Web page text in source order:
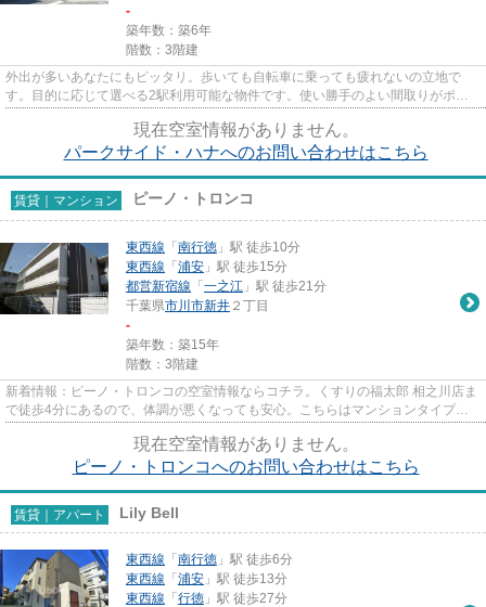
-
築年数：築6年
階数：3階建
外出が多いあなたにもピッタリ。歩いても自転車に乗っても疲れないの立地で
す。目的に応じて選べる2駅利用可能な物件です。使い勝手のよい間取りがポイ
現在空室情報がありません。
パークサイド・ハナへのお問い合わせはこちら
賃貸｜マンション ピーノ・トロンコ
東西線 「 南行徳 」駅 徒歩10分
東西線 「 浦安 」駅 徒歩15分
都営新宿線 「 一之江 」駅 徒歩21分
千葉県市川市新井 ２丁目
-
築年数：築15年
階数：3階建
新着情報：ピーノ・トロンコの空室情報ならコチラ。くすりの福太郎 相之川店ま
で徒歩4分にあるので、体調が悪くなっても安心。こちらはマンションタイプに
現在空室情報がありません。
ピーノ・トロンコへのお問い合わせはこちら
賃貸｜アパート Lily Bell
東西線 「 南行徳 」駅 徒歩6分
東西線 「 浦安 」駅 徒歩13分
東西線 「 行徳 」駅 徒歩27分